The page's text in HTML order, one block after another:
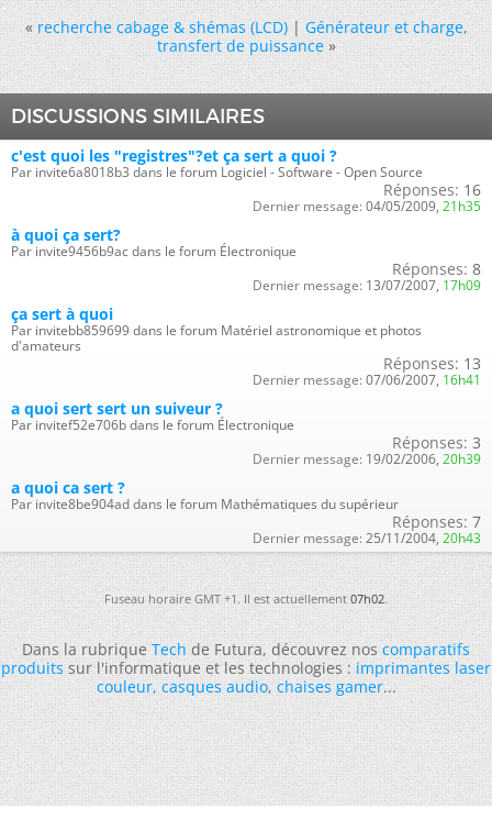
« recherche cabage & shémas (LCD)|Générateur et charge,
transfert de puissance »
DISCUSSIONS SIMILAIRES
c'est quoi les "registres"?et ça sert a quoi ?
Par invite6a8018b3 dans le forum Logiciel - Software - Open Source
Réponses: 16
Dernier message: 04/05/2009, 21h35
à quoi ça sert?
Par invite9456b9ac dans le forum Électronique
Réponses: 8
Dernier message: 13/07/2007, 17h09
ça sert à quoi
Par invitebb859699 dans le forum Matériel astronomique et photos
d'amateurs
Réponses: 13
Dernier message: 07/06/2007, 16h41
a quoi sert sert un suiveur ?
Par invitef52e706b dans le forum Électronique
Réponses: 3
Dernier message: 19/02/2006, 20h39
a quoi ca sert ?
Par invite8be904ad dans le forum Mathématiques du supérieur
Réponses: 7
Dernier message: 25/11/2004, 20h43
Fuseau horaire GMT +1. Il est actuellement07h02.
Dans la rubriqueTechde Futura, découvrez noscomparatifs
produitssur l'informatique et les technologies :imprimantes laser
couleur,casques audio,chaises gamer...